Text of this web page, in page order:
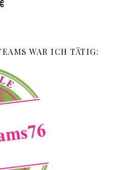
WAR ICH TÄTIG: